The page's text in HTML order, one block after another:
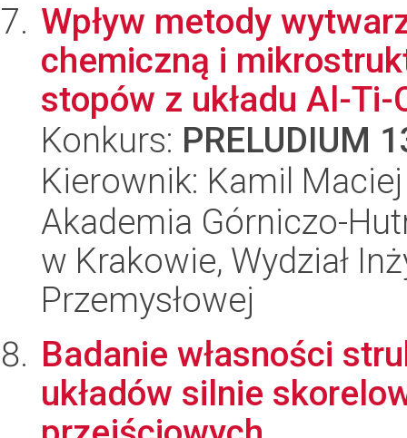
Wpływ metody
chemiczną i
stopów z układu Al-Ti-
Konkurs: PRELUDIUM
Kierownik: Kamil
Akademia Górniczo-
w Krakowie, Wydział
Przemysłowej
Badanie własności
układów silnie